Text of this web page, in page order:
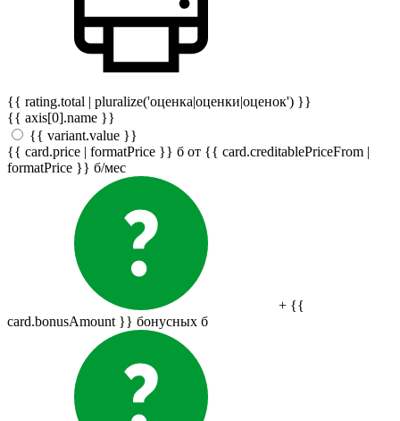
{{ rating.total | pluralize('оценка|оценки|оценок') }}
{{ axis[0].name }}
{{ variant.value }}
{{ card.price | formatPrice }} б от {{ card.creditablePriceFrom |
formatPrice }} б/мес
+ {{
card.bonusAmount }} бонусных б